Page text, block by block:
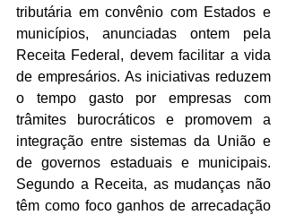
tributária em convênio com Estados e
municípios, anunciadas ontem pela
Receita Federal, devem facilitar a vida
de empresários. As iniciativas reduzem
o tempo gasto por empresas com
trâmites burocráticos e promovem a
integração entre sistemas da União e
de governos estaduais e municipais.
Segundo a Receita, as mudanças não
têm como foco ganhos de arrecadação